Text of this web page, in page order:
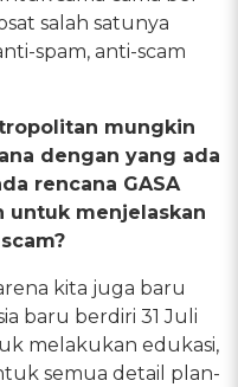
salah satunya
spam, anti-scam
mungkin
dengan yang ada
rencana GASA
untuk menjelaskan
kita juga baru
baru berdiri 31 Juli
melakukan edukasi,
semua detail plan-